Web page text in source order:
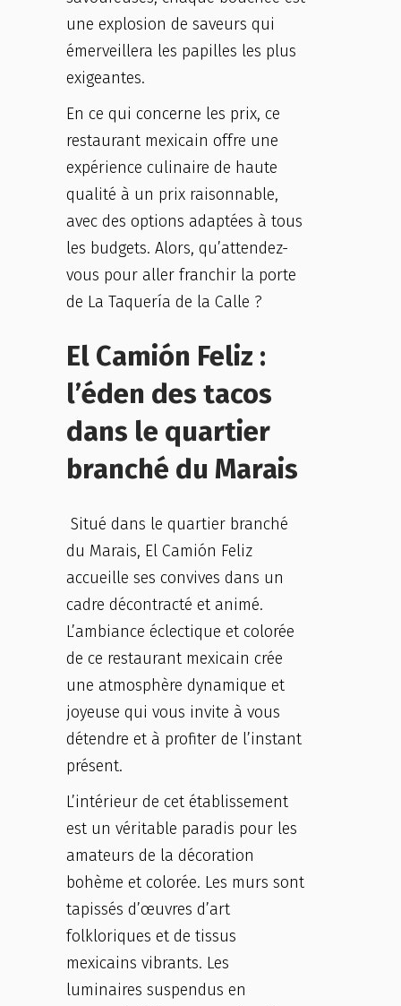
une explosion de saveurs qui
émerveillera les papilles les plus
exigeantes.
En ce qui concerne les prix, ce
restaurant mexicain offre une
expérience culinaire de haute
qualité à un prix raisonnable,
avec des options adaptées à tous
les budgets. Alors, qu’attendez-
vous pour aller franchir la porte
de La Taquería de la Calle ?
El Camión Feliz :
l’éden des tacos
dans le quartier
branché du Marais
Situé dans le quartier branché
du Marais, El Camión Feliz
accueille ses convives dans un
cadre décontracté et animé.
L’ambiance éclectique et colorée
de ce restaurant mexicain crée
une atmosphère dynamique et
joyeuse qui vous invite à vous
détendre et à profiter de l’instant
présent.
L’intérieur de cet établissement
est un véritable paradis pour les
amateurs de la décoration
bohème et colorée. Les murs sont
tapissés d’œuvres d’art
folkloriques et de tissus
mexicains vibrants. Les
luminaires suspendus en